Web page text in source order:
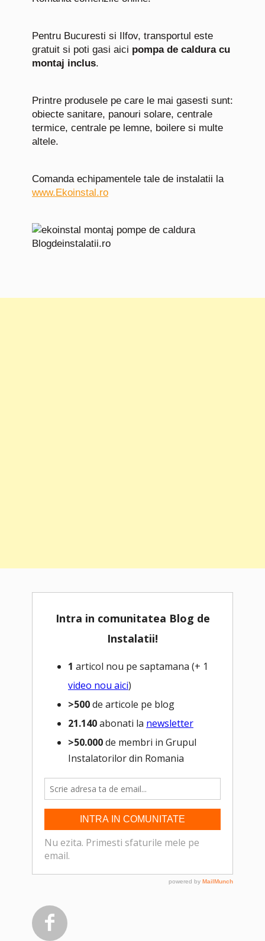
Pentru Bucuresti si Ilfov, transportul este
gratuit si poti gasi aici pompa de caldura cu
montaj inclus.
Printre produsele pe care le mai gasesti sunt:
obiecte sanitare, panouri solare, centrale
termice, centrale pe lemne, boilere si multe
altele.
Comanda echipamentele tale de instalatii la
www.Ekoinstal.ro
